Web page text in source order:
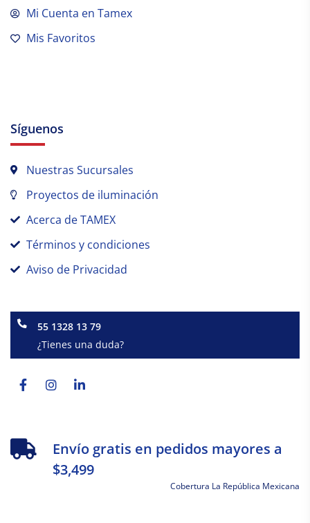
Mi Cuenta en Tamex
Mis Favoritos
Síguenos
Nuestras Sucursales
Proyectos de iluminación
Acerca de TAMEX
Términos y condiciones
Aviso de Privacidad
55 1328 13 79
¿Tienes una duda?
Facebook-
f
Instagram
Linkedin-
Envío gratis en pedidos mayores a
$3,499
Cobertura La República Mexicana